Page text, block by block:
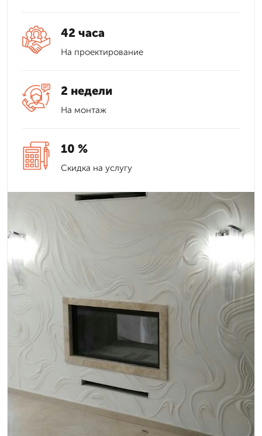
42 часа
На проектирование
2 недели
На монтаж
10 %
Скидка на услугу